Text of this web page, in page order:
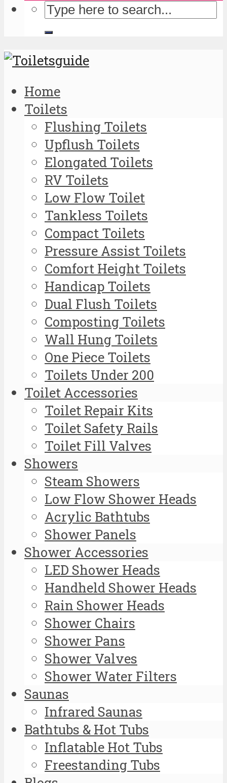
Home
Toilets
Flushing Toilets
Upflush Toilets
Elongated Toilets
RV Toilets
Low Flow Toilet
Tankless Toilets
Compact Toilets
Pressure Assist Toilets
Comfort Height Toilets
Handicap Toilets
Dual Flush Toilets
Composting Toilets
Wall Hung Toilets
One Piece Toilets
Toilets Under 200
Toilet Accessories
Toilet Repair Kits
Toilet Safety Rails
Toilet Fill Valves
Showers
Steam Showers
Low Flow Shower Heads
Acrylic Bathtubs
Shower Panels
Shower Accessories
LED Shower Heads
Handheld Shower Heads
Rain Shower Heads
Shower Chairs
Shower Pans
Shower Valves
Shower Water Filters
Saunas
Infrared Saunas
Bathtubs & Hot Tubs
Inflatable Hot Tubs
Freestanding Tubs